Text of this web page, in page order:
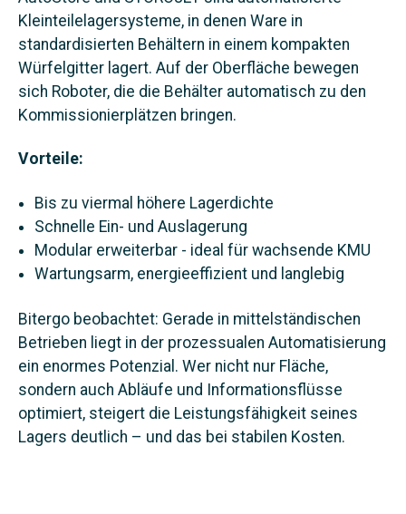
Kleinteilelagersysteme, in denen Ware in
standardisierten Behältern in einem kompakten
Würfelgitter lagert. Auf der Oberfläche bewegen
sich Roboter, die die Behälter automatisch zu den
Kommissionierplätzen bringen.
Vorteile:
Bis zu viermal höhere Lagerdichte
Schnelle Ein- und Auslagerung
Modular erweiterbar - ideal für wachsende KMU
Wartungsarm, energieeffizient und langlebig
Bitergo beobachtet: Gerade in mittelständischen
Betrieben liegt in der prozessualen Automatisierung
ein enormes Potenzial. Wer nicht nur Fläche,
sondern auch Abläufe und Informationsflüsse
optimiert, steigert die Leistungsfähigkeit seines
Lagers deutlich – und das bei stabilen Kosten.